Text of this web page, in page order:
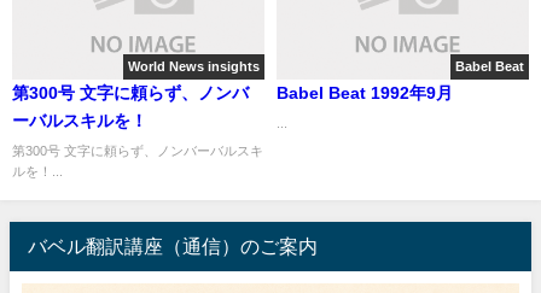
World News insights
第300号 文字に頼らず、ノンバ
ーバルスキルを！
第300号 文字に頼らず、ノンバーバルスキ
ルを！...
Babel Beat
Babel Beat 1992年9月
バベル翻訳講座（通信）のご案内